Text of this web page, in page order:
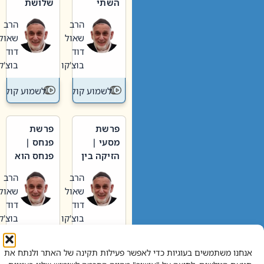
אנחנו משתמשים בעוגיות כדי לאפשר פעילות תקינה של האתר ולנתח את
וערב של
חיינו
הרב
שאול
דוד
בוצ'קו
לשמוע קול תורה – מדרש
האבות
הרב
שאול
דוד
בוצ'קו
לשמוע קול
פרשת
מסעי |
הזיקה בין
הגדול לעם הרב
שאול
דוד
בוצ'קו
לשמוע קול תורה – מדרש
פרשת
פנחס |
פנחס הוא
אליהו: בין
קנאות
הורסת
לקנאות
בונה
הרב
שאול
דוד
בוצ'קו
לשמוע קול